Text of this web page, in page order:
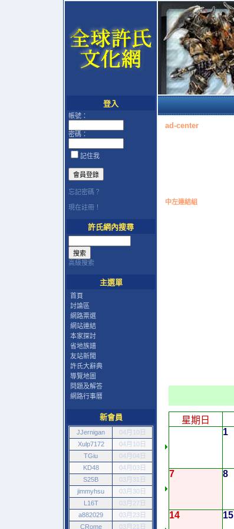
登入
帳號：
密碼：
記住我
忘記密碼？
現在註冊！
許氏網內搜尋
高級搜索
主選單
首頁
討論區
網路票選
網站連結
本家探討
省地族譜
友站新聞
許氏大辭典
導覽地圖
問題及解答
網路行事曆
新會員
JJernigan
04月10日
Xulp7172
04月10日
TGiu
04月04日
KD48
04月03日
S25B
03月31日
jimmyhsu
03月30日
L16T
03月27日
a882029
03月23日
CRome
03月21日
ad-center
中左連結組
星期日
1
7 8
14 15